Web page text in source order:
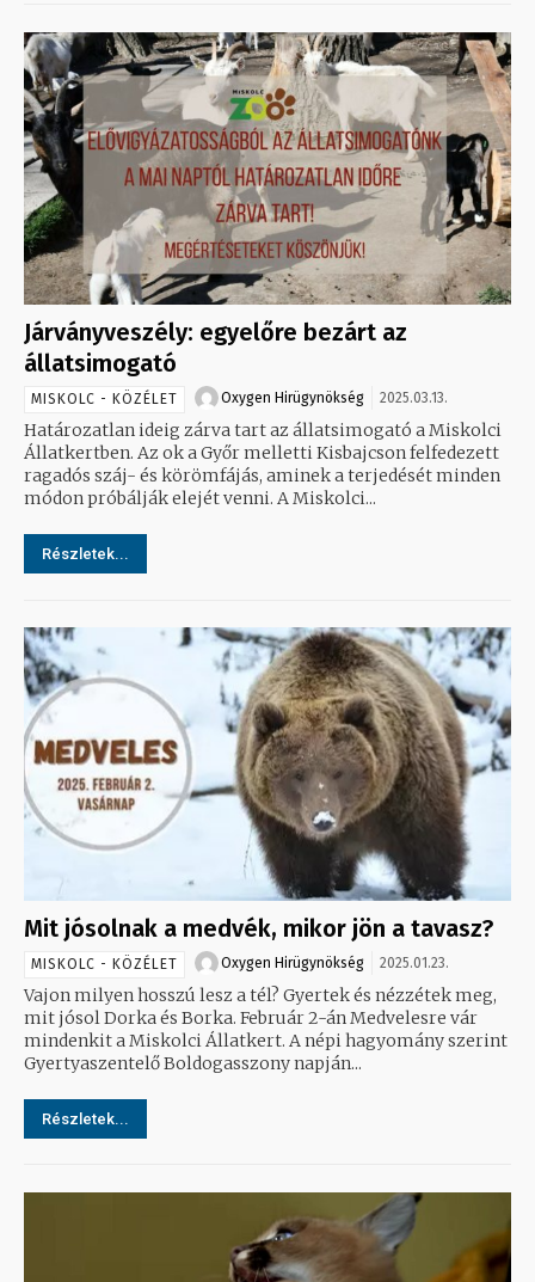
Járványveszély: egyelőre bezárt az
állatsimogató
MISKOLC - KÖZÉLET Oxygen Hirügynökség 2025.03.13.
Határozatlan ideig zárva tart az állatsimogató a Miskolci
Állatkertben. Az ok a Győr melletti Kisbajcson felfedezett
ragadós száj- és körömfájás, aminek a terjedését minden
módon próbálják elejét venni. A Miskolci...
Részletek...
Mit jósolnak a medvék, mikor jön a tavasz?
MISKOLC - KÖZÉLET Oxygen Hirügynökség 2025.01.23.
Vajon milyen hosszú lesz a tél? Gyertek és nézzétek meg,
mit jósol Dorka és Borka. Február 2-án Medvelesre vár
mindenkit a Miskolci Állatkert. A népi hagyomány szerint
Gyertyaszentelő Boldogasszony napján...
Részletek...